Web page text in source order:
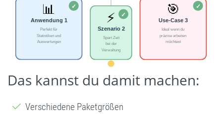
Das kannst du damit machen:
Verschiedene Paketgrößen